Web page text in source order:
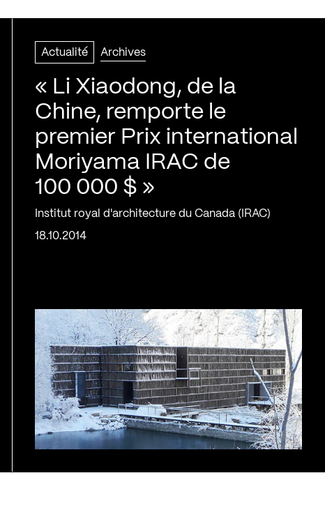
Actualité Archives
« Li Xiaodong, de la
Chine, remporte le
premier Prix international
Moriyama IRAC de
100 000 $ »
Institut royal d'architecture du Canada (IRAC)
18.10.2014